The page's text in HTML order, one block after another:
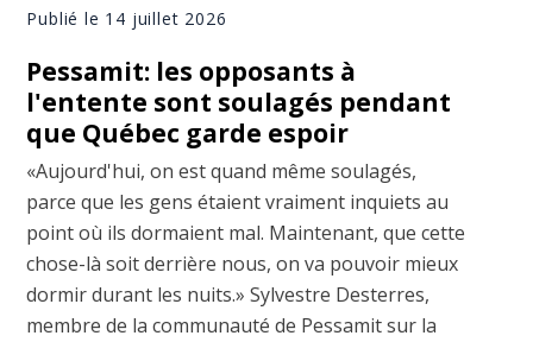
Publié le 14 juillet 2026
Pessamit: les opposants à
l'entente sont soulagés pendant
que Québec garde espoir
«Aujourd'hui, on est quand même soulagés,
parce que les gens étaient vraiment inquiets au
point où ils dormaient mal. Maintenant, que cette
chose-là soit derrière nous, on va pouvoir mieux
dormir durant les nuits.» Sylvestre Desterres,
membre de la communauté de Pessamit sur la